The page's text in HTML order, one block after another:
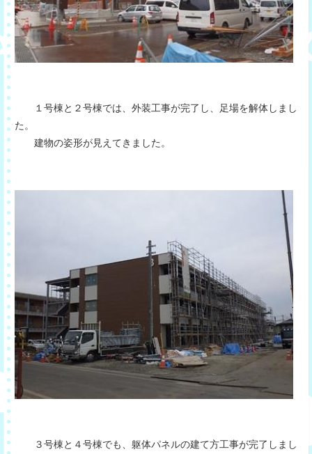
１号棟と２号棟では、外装工事が完了し、足場を解体しまし
た。
建物の姿形が見えてきました。
３号棟と４号棟でも、躯体パネルの建て方工事が完了しまし